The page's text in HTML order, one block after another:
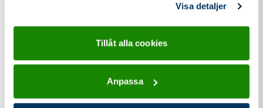
Visa detaljer
Tillåt alla cookies
Anpassa
adress för Krokeks Scoutkår
Syrénvägen 35
Kolmården